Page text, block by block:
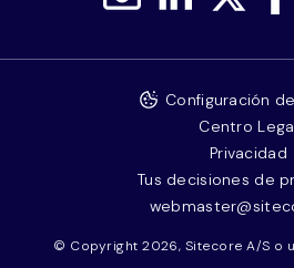
© Copyright 2026, Sitecore A/S o
Configuración
Centro
Privacidad
Tus decisiones de